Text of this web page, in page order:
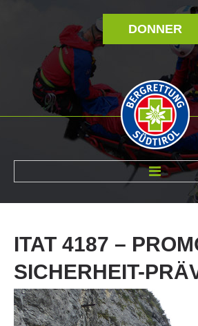
DONNER
ITAT 4187 –
SICHERHEIT-